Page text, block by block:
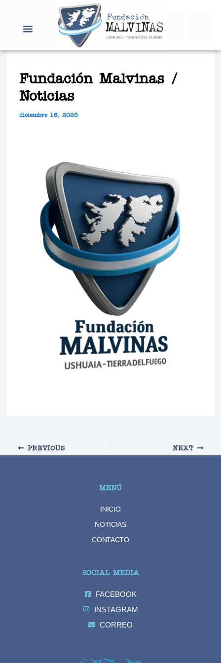
contenido
Fundación Malvinas /
Noticias
diciembre 16, 2025
PREVIOUS NEXT
MENÚ
INICIO
NOTICIAS
CONTACTO
SOCIAL MEDIA
FACEBOOK
INSTAGRAM
CORREO